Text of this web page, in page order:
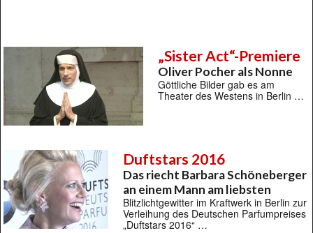
„Sister Act“-Premiere
Oliver Pocher als Nonne
Göttliche Bilder gab es am
Theater des Westens in Berlin …
Duftstars 2016
Das riecht Barbara Schöneberger
an einem Mann am liebsten
Blitzlichtgewitter im Kraftwerk in Berlin zur
Verleihung des Deutschen Parfumpreises
„Duftstars 2016“ …